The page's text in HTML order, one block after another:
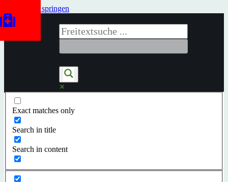
Zum Inhalt springen
Exact matches only
Search in title
Search in content